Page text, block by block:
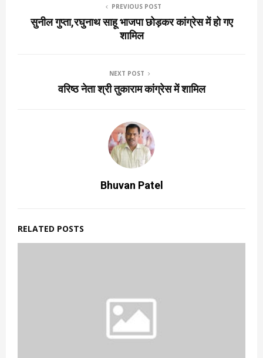
PREVIOUS POST
सुनील गुप्ता,रघुनाथ साहू भाजपा छोड़कर कांग्रेस में हो गए
शामिल
NEXT POST
वरिष्ठ नेता श्री तुकाराम कांग्रेस में शामिल
Bhuvan Patel
RELATED POSTS